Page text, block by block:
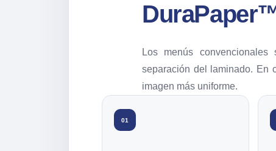
Los menús
separación del laminado. En
imagen más uniforme.
01